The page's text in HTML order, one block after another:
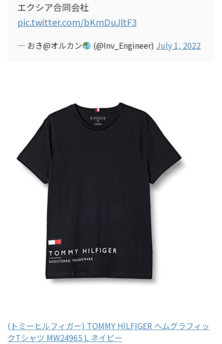
エクシア合同会社
pic.twitter.com/bKmDuJltF3
— おき@オルカン (@Inv_Engineer) July 1, 2022
(トミーヒルフィガー) TOMMY HILFIGER ヘムグラフィッ
クTシャツ MW24965 L ネイビー